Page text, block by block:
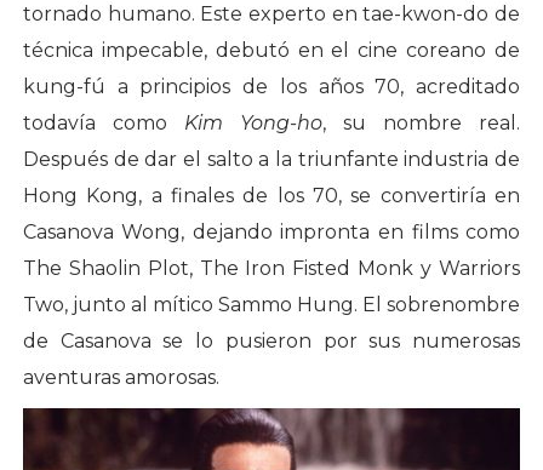
tornado humano. Este experto en tae-kwon-do de
técnica impecable, debutó en el cine coreano de
kung-fú a principios de los años 70, acreditado
todavía como Kim Yong-ho, su nombre real.
Después de dar el salto a la triunfante industria de
Hong Kong, a finales de los 70, se convertiría en
Casanova Wong, dejando impronta en films como
The Shaolin Plot, The Iron Fisted Monk y Warriors
Two, junto al mítico Sammo Hung. El sobrenombre
de Casanova se lo pusieron por sus numerosas
aventuras amorosas.